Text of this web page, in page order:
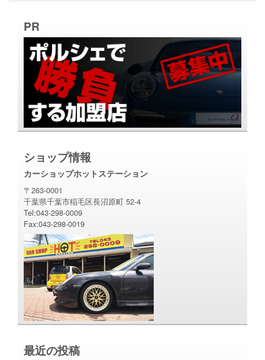
PR
ショップ情報
カーショップホットステーション
〒263-0001
千葉県千葉市稲毛区長沼原町 52-4
Tel:043-298-0009
Fax:043-298-0019
最近の投稿